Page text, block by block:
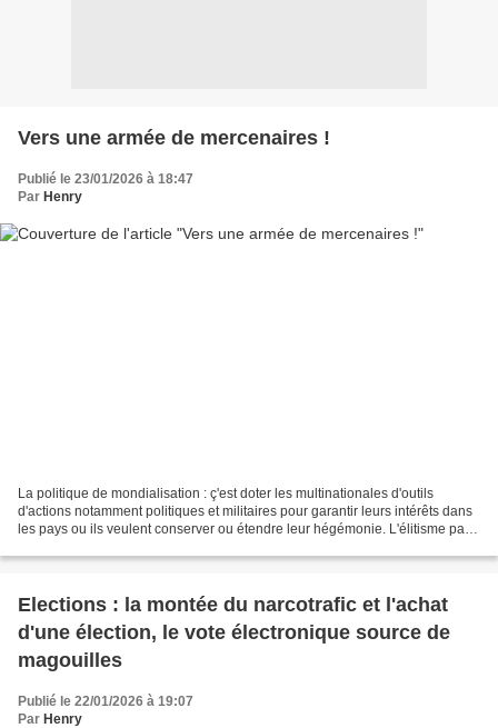
Vers une armée de mercenaires !
Publié le 23/01/2026 à 18:47
Par Henry
La politique de mondialisation : ç'est doter les multinationales d'outils
d'actions notamment politiques et militaires pour garantir leurs intérêts dans
les pays ou ils veulent conserver ou étendre leur hégémonie. L'élitisme par
Elections : la montée du narcotrafic et l'achat
d'une élection, le vote électronique source de
magouilles
Publié le 22/01/2026 à 19:07
Par Henry